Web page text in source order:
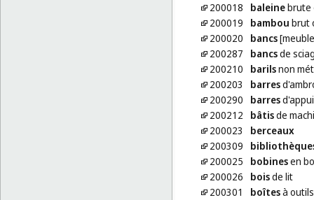
200018
baleinebrute
200019
bambou brut
200020
bancs
200287
bancsde
200210
barilsnon
200203
barres
200290
barres
200212
bâtisde
200023
berceaux
200309
200025
bobinesen
200026
boisde lit
200301
boîtesà